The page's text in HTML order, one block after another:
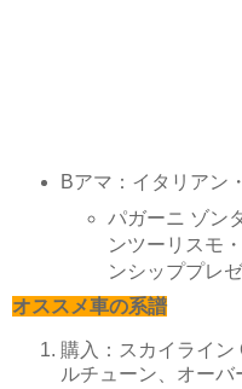
Bアマ：イタリアン
パガーニ ゾン
ンツーリスモ
ンシッププレ
オススメ車の系譜
購入：スカイライン
ルチューン、オー